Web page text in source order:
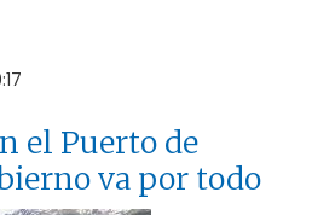
el Puerto de
va por todo